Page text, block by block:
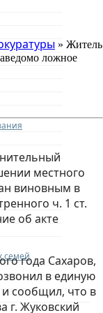
семей
» Житель
ложное
местного
виновным в
ч. 1 ст.
об акте
года Сахаров,
в единую
и сообщил, что в
г. Жуковский